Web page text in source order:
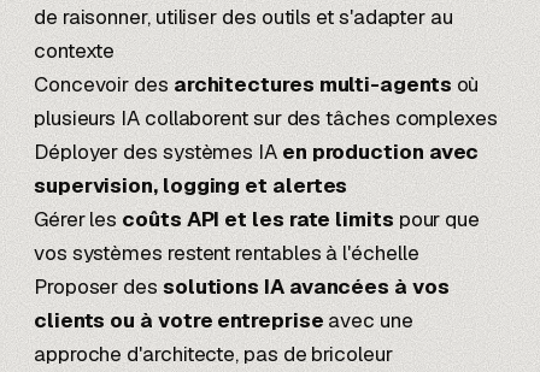
de raisonner, utiliser des outils et s'adapter au
contexte
Concevoir desarchitectures multi-agents où
plusieurs IA collaborent sur des tâches complexes
Déployer des systèmes IA en production avec
supervision, logging et alertes
Gérer les coûts API et les rate limits pour que
vos systèmes restent rentables à l'échelle
Proposer dessolutions IA avancées à vos
clients ou à votre entreprise avec une
approche d'architecte, pas de bricoleur